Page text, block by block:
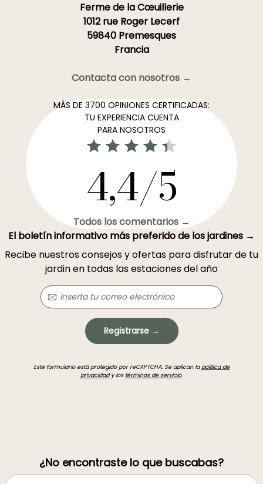
Ferme de la Cœuillerie
1012 rue Roger Lecerf
59840 Premesques
Francia
Contacta con nosotros →
MÁS DE 3700 OPINIONES CERTIFICADAS:
TU EXPERIENCIA CUENTA
PARA NOSOTROS
4,4/5
Todos los comentarios →
El boletín informativo más preferido de los jardines →
Recibe nuestros consejos y ofertas para disfrutar de tu
jardin en todas las estaciones del año
Registrarse →
Este formulario está protegido por reCAPTCHA. Se aplican lapolítica de
privacidady los términos de servicio.
¿No encontraste lo que buscabas?